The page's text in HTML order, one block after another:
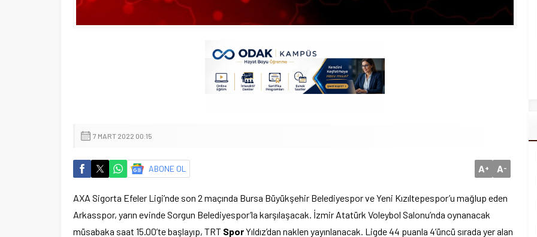
7 MART 2022 00:15
ABONE OL A+ A-
AXA Sigorta Efeler Ligi’nde son 2 maçında Bursa Büyükşehir Belediyespor ve Yeni Kızıltepespor’u mağlup eden
Arkasspor, yarın evinde Sorgun Belediyespor’la karşılaşacak. İzmir Atatürk Voleybol Salonu’nda oynanacak
müsabaka saat 15.00’te başlayıp, TRT SporYıldız’dan naklen yayınlanacak. Ligde 44 puanla 4’üncü sırada yer alan